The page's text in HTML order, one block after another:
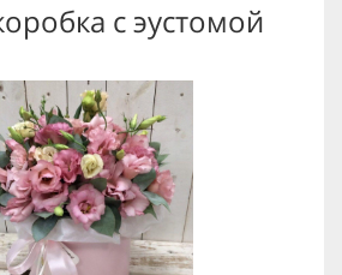
с эустомой